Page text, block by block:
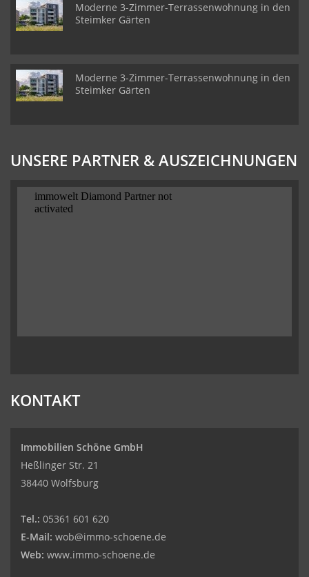
Moderne 3-Zimmer-Terrassenwohnung in den
Steimker Gärten
Moderne 3-Zimmer-Terrassenwohnung in den
Steimker Gärten
UNSERE PARTNER & AUSZEICHNUNGEN
KONTAKT
Immobilien Schöne GmbH
Heßlinger Str. 21
38440 Wolfsburg
Tel.: 05361 601 620
E-Mail: wob@immo-schoene.de
Web: www.immo-schoene.de